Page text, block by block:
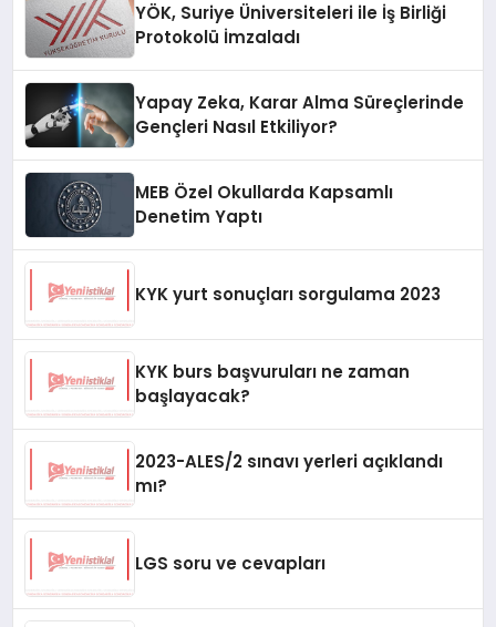
YÖK, Suriye Üniversiteleri ile İş Birliği
Protokolü İmzaladı
Yapay Zeka, Karar Alma Süreçlerinde
Gençleri Nasıl Etkiliyor?
MEB Özel Okullarda Kapsamlı
Denetim Yaptı
KYK yurt sonuçları sorgulama 2023
KYK burs başvuruları ne zaman
başlayacak?
2023-ALES/2 sınavı yerleri açıklandı
mı?
LGS soru ve cevapları